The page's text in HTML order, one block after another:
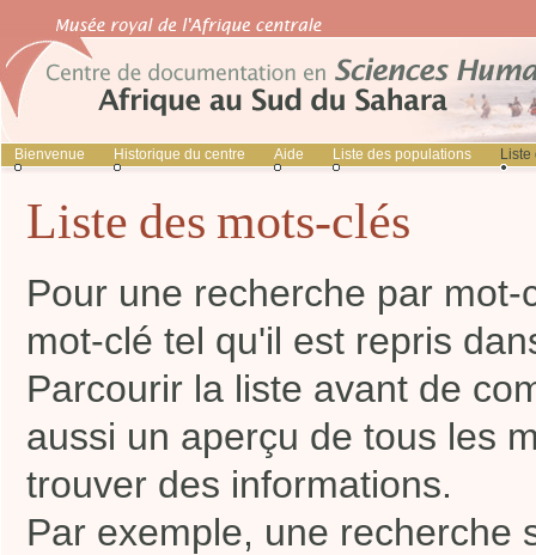
Bienvenue Historique du centre Aide Liste des populations Liste
Liste des mots-clés
Pour une recherche par
mot-clé tel qu'il est repris
Parcourir la liste avant de
aussi un aperçu de tous les
trouver des informations.
Par exemple, une recherche